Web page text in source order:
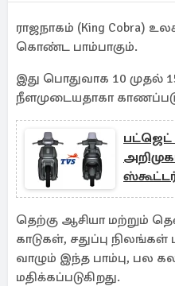
ராஜநாகம் (King Cobra)
கொண்ட பாம்பாகும்.
இது பொதுவாக 10 முதல்
நீளமுடையதாகா
பட்ஜெட்
தெற்கு ஆசியா மற்றும்
காடுகள், சதுப்பு
வாழும் இந்த பாம்பு, பல
மதிக்கப்படுகிறது.